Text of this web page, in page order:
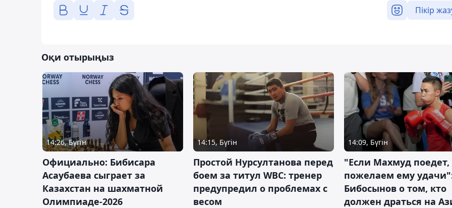
Пікір
Оқи отырыңыз
14:26, Бүгін
Официально: Бибисара
Асаубаева сыграет за
Казахстан на шахматной
Олимпиаде-2026
14:15, Бүгін
Простой Нурсултанова перед
боем за титул WBC: тренер
предупредил о проблемах с
весом
14:09, Бүгін
"Если Махмуд
пожелаем ему
Бибосынов о том, кто
должен драться на